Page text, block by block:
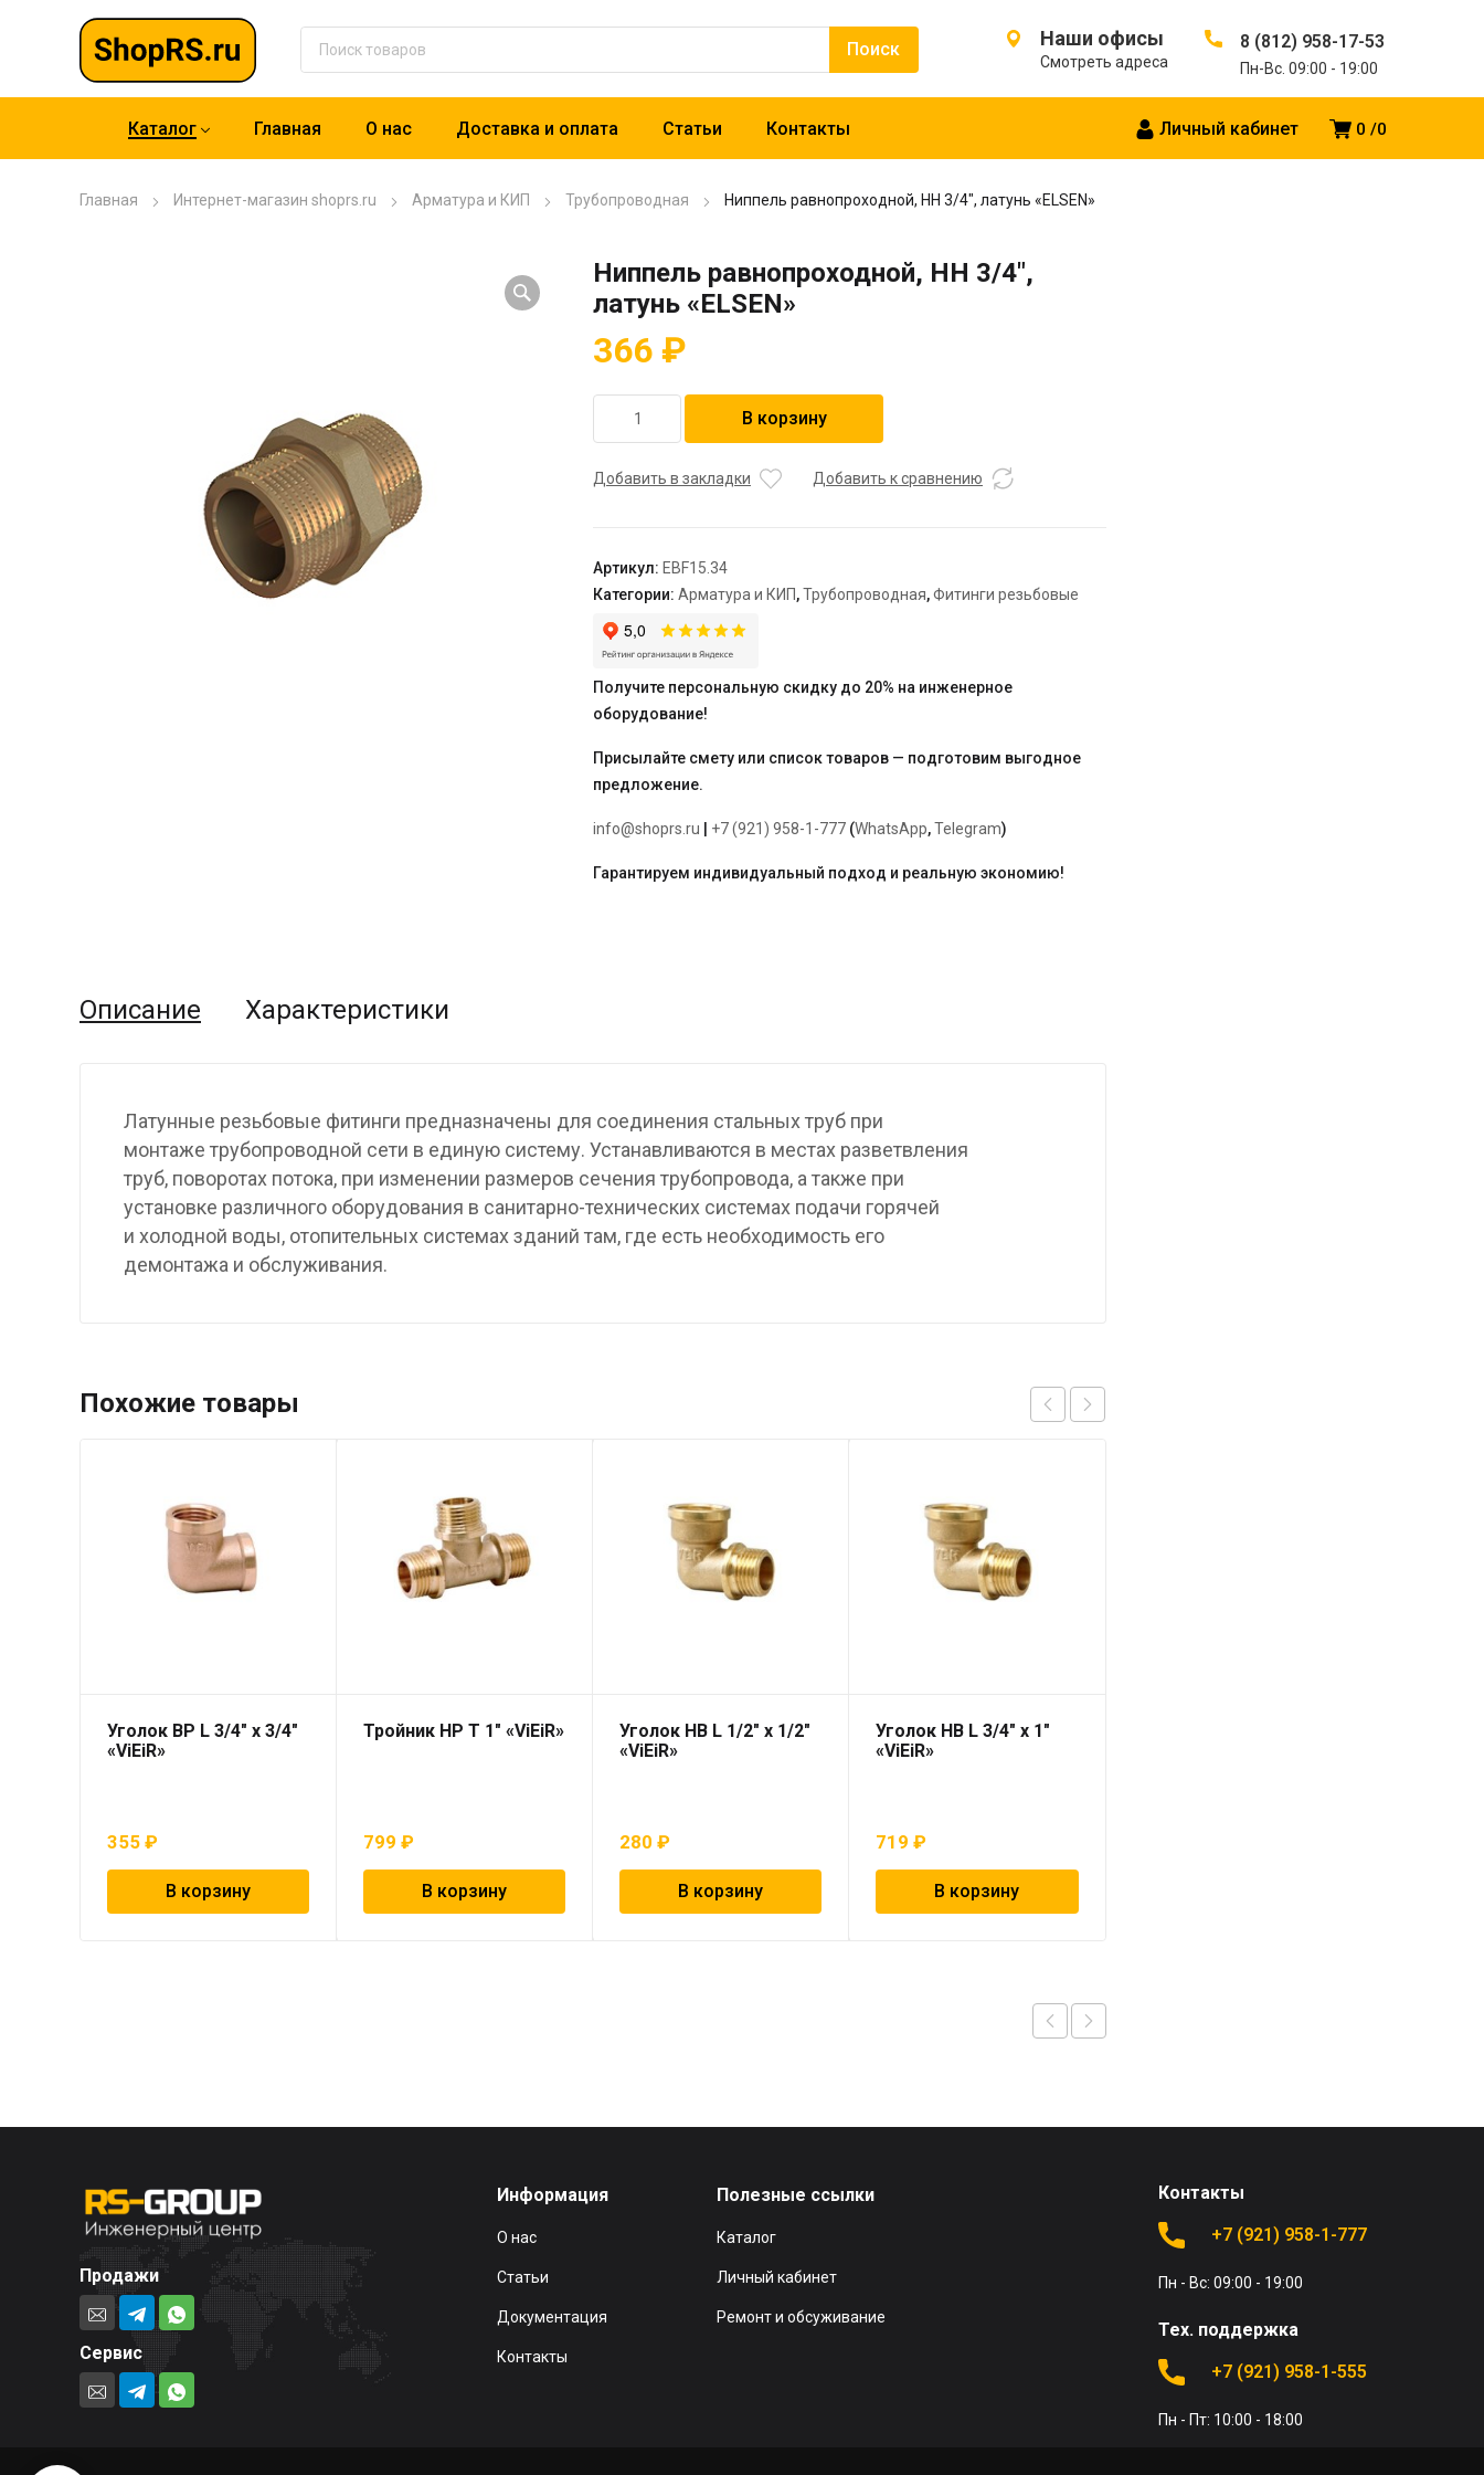
Наши офисы
Смотреть адреса
8 (812) 958-17-53
Пн-Вс. 09:00 - 19:00
0 0
Личный кабинет
Каталог Главная О нас Доставка и оплата Статьи Контакты
Главная Интернет-магазин shoprs.ru Арматура и КИП Трубопроводная Ниппель равнопроходной, НН 3/4″, латунь «ELSEN»
Ниппель равнопроходной, НН 3/4″,
латунь «ELSEN»
366 ₽
товара
равнопроходной,
"ELSEN"
В корзину
Добавить в закладки Добавить к сравнению
Артикул: EBF15.34
Категории: Арматура и КИП,Трубопроводная,Фитинги резьбовые
Получите персональную скидку до 20% на инженерное
оборудование!
Присылайте смету или список товаров — подготовим выгодное
предложение.
info@shoprs.ru +7 (921) 958-1-777 (WhatsApp,Telegram)
Гарантируем индивидуальный подход и реальную экономию!
Описание Характеристики
Латунные резьбовые фитинги предназначены для соединения стальных труб при
монтаже трубопроводной сети в единую систему. Устанавливаются в местах разветвления
труб, поворотах потока, при изменении размеров сечения трубопровода, а также при
установке различного оборудования в санитарно-технических системах подачи горячей
и холодной воды, отопительных системах зданий там, где есть необходимость его
демонтажа и обслуживания.
Похожие товары
Уголок ВР L 3/4″ х 3/4″
«ViEiR»
355 ₽
В корзину
Тройник НР T 1″ «ViEiR»
799₽
В корзину
Уголок НВ L 1/2″ х 1/2″
«ViEiR»
280₽
В корзину
Уголок НВ L 3/4″ х 1″
«ViEiR»
719₽
В корзину
Продажи
Сервис
Информация
О нас
Статьи
Документация
Контакты
Полезные ссылки
Каталог
Личный кабинет
Ремонт и обсуживание
Контакты
+7 (921) 958-1-777
Пн - Вс: 09:00 - 19:00
Тех. поддержка
+7 (921) 958-1-555
Пн - Пт: 10:00 - 18:00